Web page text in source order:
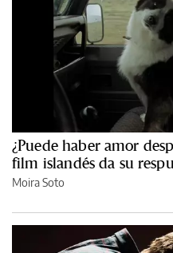
¿Puede haber amor
film islandés da su
Moira Soto